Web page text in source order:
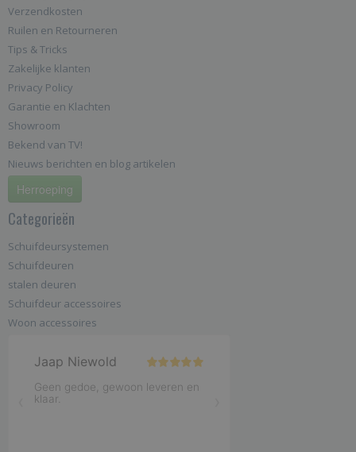
Verzendkosten
Ruilen en Retourneren
Tips & Tricks
Zakelijke klanten
Privacy Policy
Garantie en Klachten
Showroom
Bekend van TV!
Nieuws berichten en blog artikelen
Herroeping
Categorieën
Schuifdeursystemen
Schuifdeuren
stalen deuren
Schuifdeur accessoires
Woon accessoires